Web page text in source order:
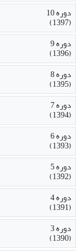
دوره 10
(1397)
دوره 9
(1396)
دوره 8
(1395)
دوره 7
(1394)
دوره 6
(1393)
دوره 5
(1392)
دوره 4
(1391)
دوره 3
(1390)